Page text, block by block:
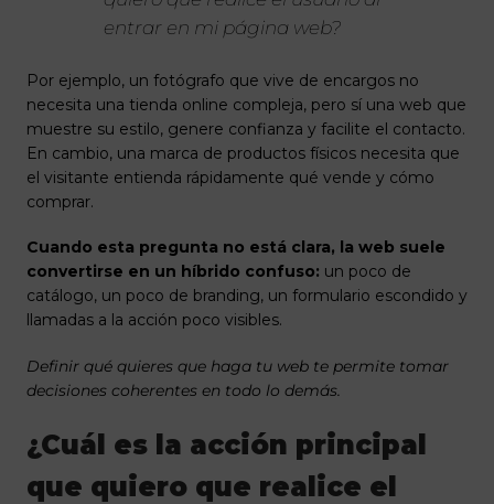
entrar en mi página web?
Por ejemplo, un fotógrafo que vive de encargos no
necesita una tienda online compleja, pero sí una web que
muestre su estilo, genere confianza y facilite el contacto.
En cambio, una marca de productos físicos necesita que
el visitante entienda rápidamente qué vende y cómo
comprar.
Cuando esta pregunta no está clara, la web suele
convertirse en un híbrido confuso: un poco de
catálogo, un poco de branding, un formulario escondido y
llamadas a la acción poco visibles.
Definir qué quieres que haga tu web te permite tomar
decisiones coherentes en todo lo demás.
¿Cuál es la acción principal
que quiero que realice el